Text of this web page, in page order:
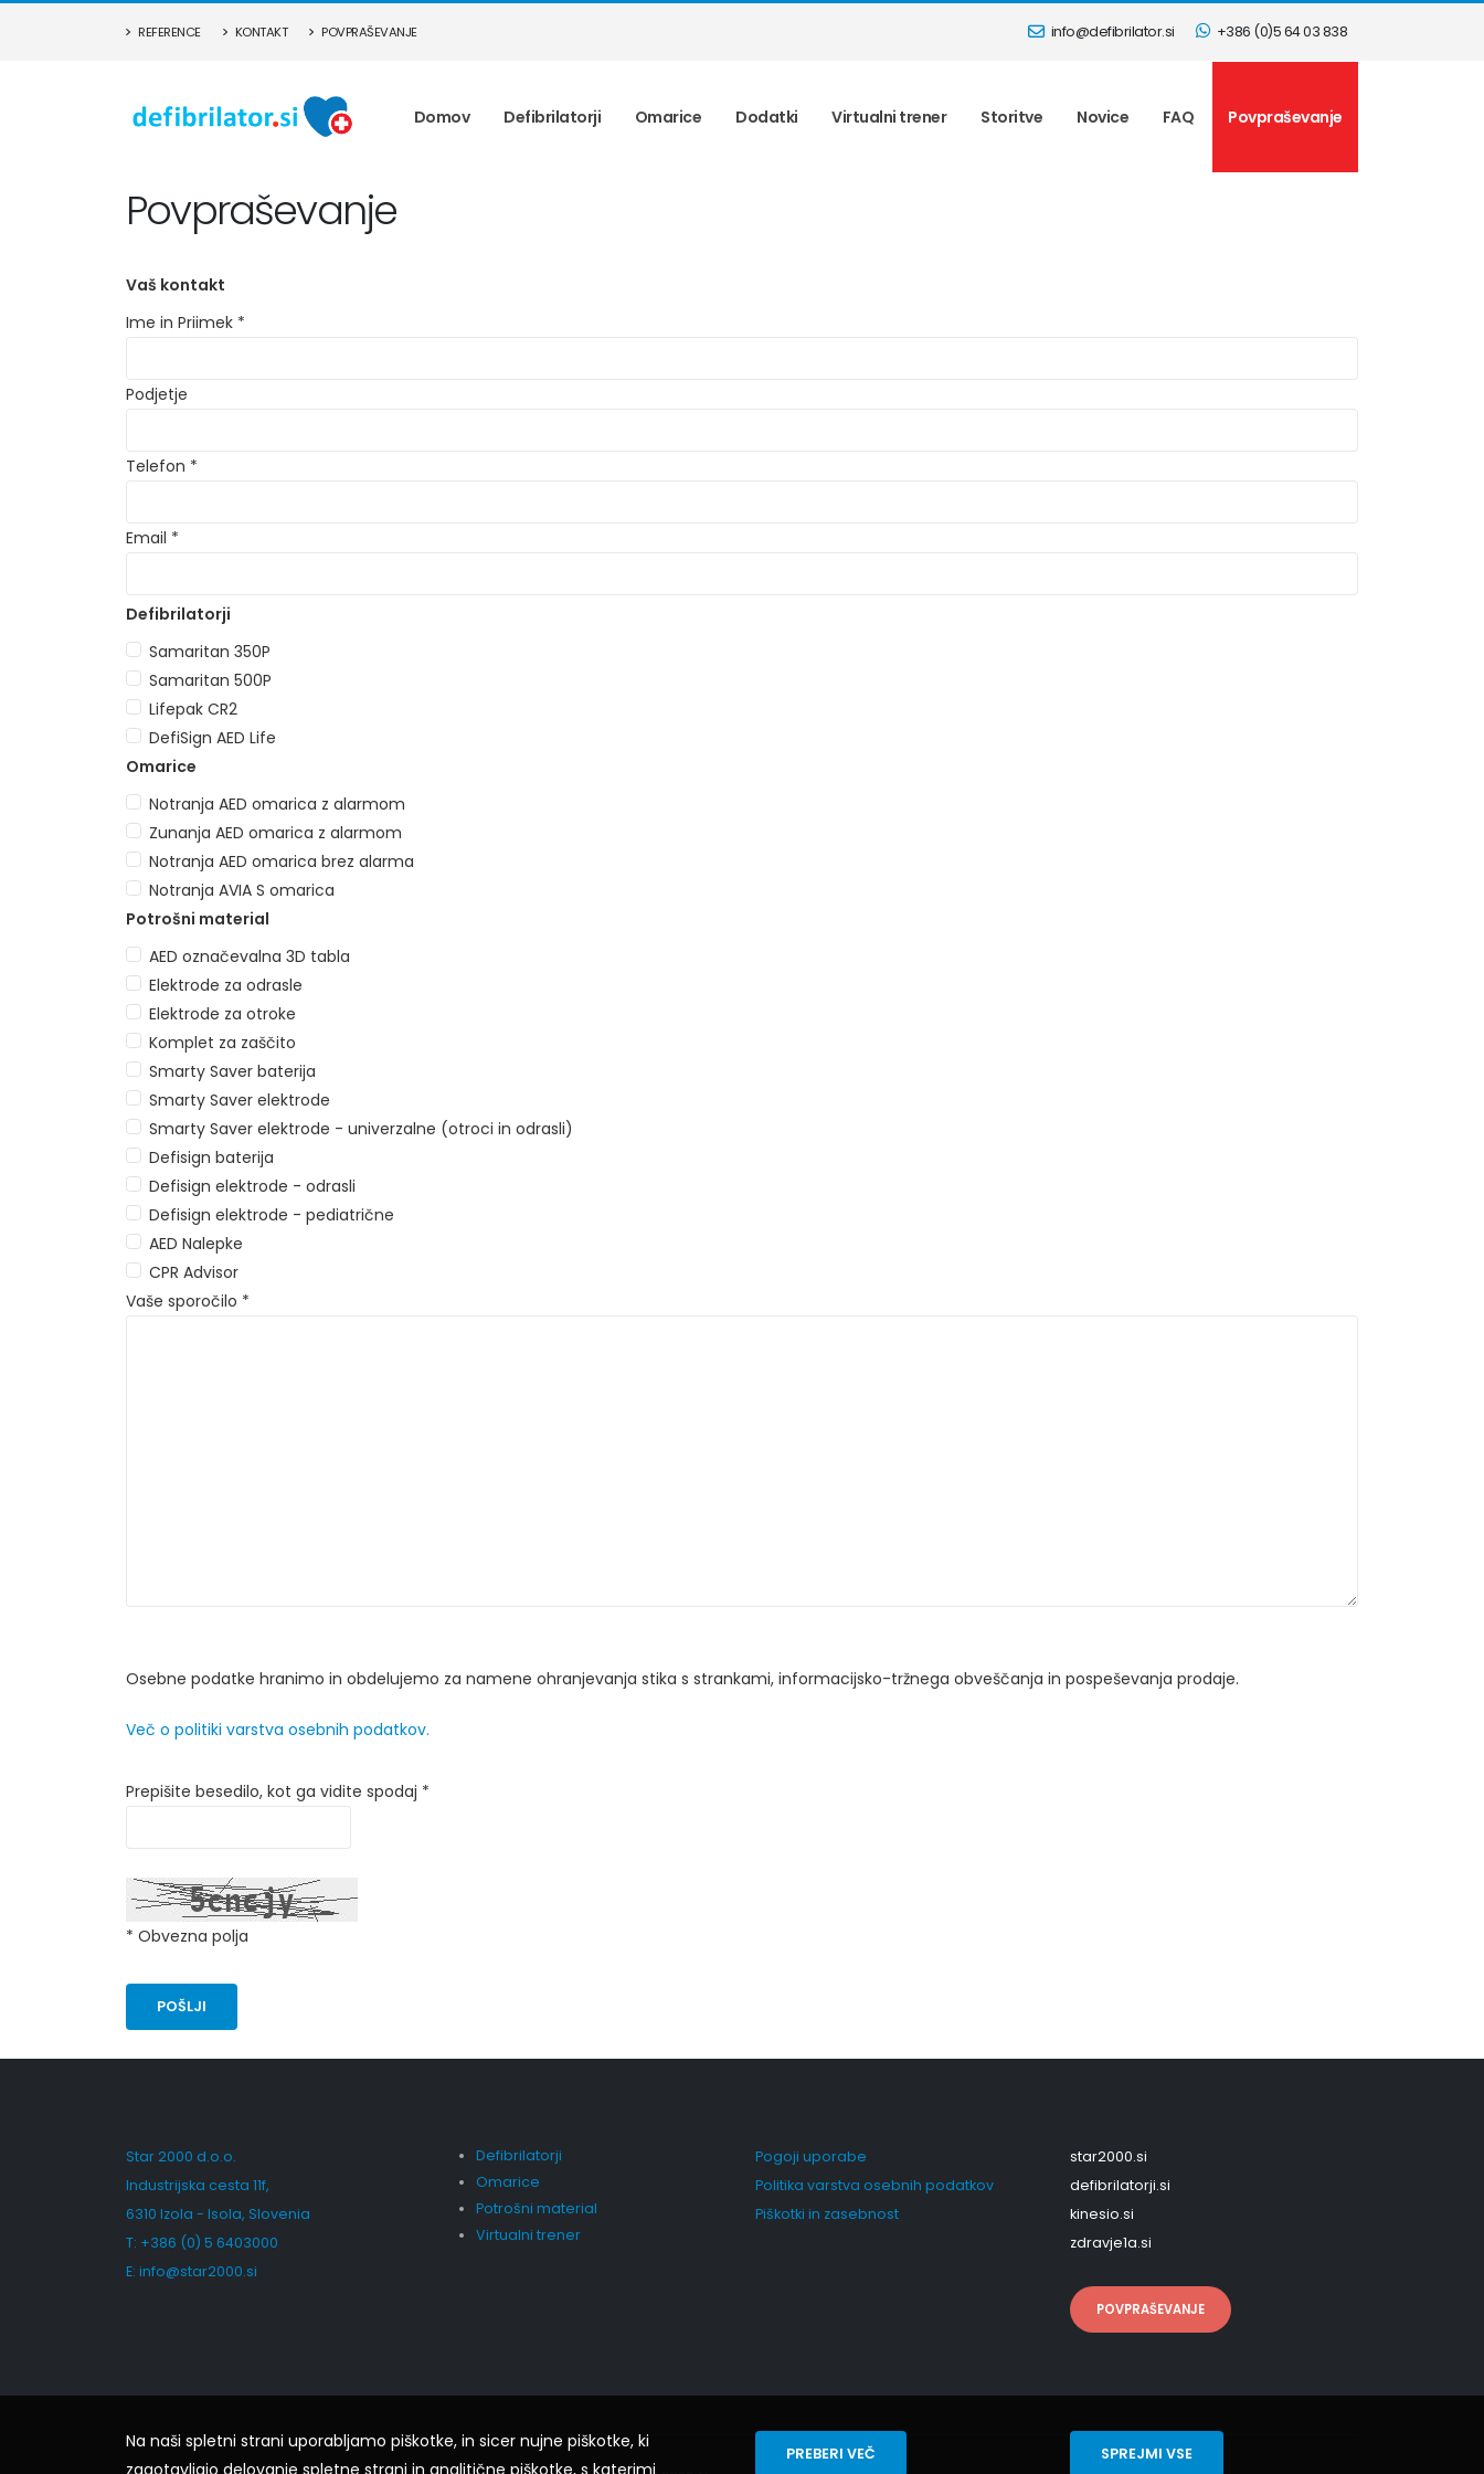
Na naši spletni strani uporabljamo piškotke, in sicer nujne piškotke, ki
zagotavljajo delovanje spletne strani in analitične piškotke, s katerimi
PREBERI VEČ SPREJMI VSE
REFERENCE KONTAKT POVPRAŠEVANJE info@defibrilator.si +386 (0)5 64 03 838
Domov Defibrilatorji Omarice Dodatki Virtualni trener Storitve Novice FAQ Povpraševanje
Povpraševanje
Ime in Priimek *
Podjetje
Telefon *
Email *
Samaritan 350P
Samaritan 500P
Lifepak CR2
DefiSign AED Life
Notranja AED omarica z alarmom
Zunanja AED omarica z alarmom
Notranja AED omarica brez alarma
Notranja AVIA S omarica
AED označevalna 3D tabla
Elektrode za odrasle
Elektrode za otroke
Komplet za zaščito
Smarty Saver baterija
Smarty Saver elektrode
Smarty Saver elektrode - univerzalne (otroci in odrasli)
Defisign baterija
Defisign elektrode - odrasli
Defisign elektrode - pediatrične
AED Nalepke
CPR Advisor
Vaše sporočilo *
Osebne podatke hranimo in obdelujemo za namene ohranjevanja stika s strankami, informacijsko-tržnega obveščanja in pospeševanja prodaje.
Več o politiki varstva osebnih podatkov.
Prepišite besedilo, kot ga vidite spodaj *
* Obvezna polja
Star 2000 d.o.o.
Industrijska cesta 11f,
6310 Izola - Isola, Slovenia
T: +386 (0) 5 6403000
E: info@star2000.si
Defibrilatorji
Omarice
Potrošni material
Virtualni trener
Pogoji uporabe
Politika varstva osebnih podatkov
Piškotki in zasebnost
star2000.si
defibrilatorji.si
kinesio.si
zdravje1a.si
POVPRAŠEVANJE